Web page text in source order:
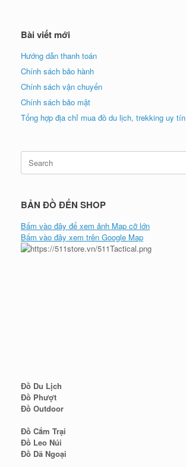
Bài viết mới
Hướng dẫn thanh toán
Chính sách bảo hành
Chính sách vận chuyển
Chính sách bảo mật
Tổng hợp địa chỉ mua đồ du lịch, trekking uy tín
Search
for:
BẢN ĐỒ ĐẾN SHOP
Bấm vào đây để xem ảnh Map cỡ lớn
Bấm vào đây xem trên Google Map
Đồ Du Lịch
Đồ Phượt
Đồ Outdoor
Đồ Cắm Trại
Đồ Leo Núi
Đồ Dã Ngoại